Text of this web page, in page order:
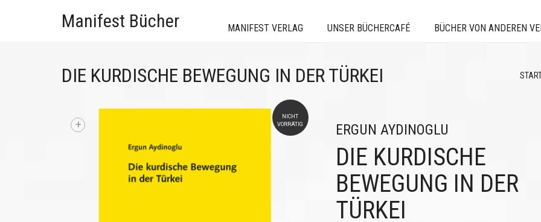
Manifest Bücher MANIFEST VERLAG UNSER BÜCHERCAFÉ BÜCHER VON ANDEREN
DIE KURDISCHE BEWEGUNG IN DER TÜRKEI
NICHT
VORRÄTIG
+ ERGUN AYDINOGLU
DIE KURDISCHE
BEWEGUNG IN DER
TÜRKEI